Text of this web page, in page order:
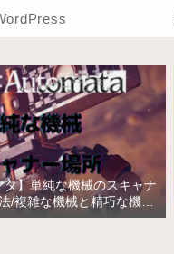
タ】単純な機械のスキャナ
/複雑な機械と精巧な機械
の入手